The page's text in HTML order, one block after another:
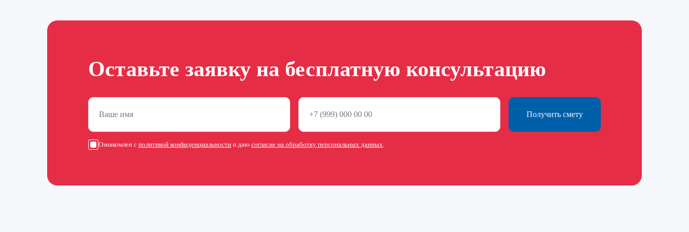
Оставьте заявку на бесплатную консультацию
Получить смету
Ознакомлен с политикой конфиденциальности и даю согласие на обработку персональных данных.